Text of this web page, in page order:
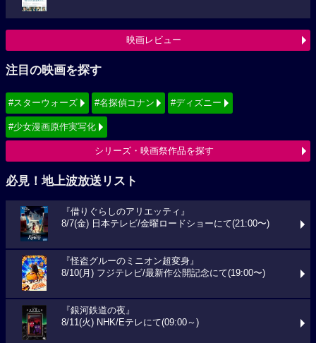
映画レビュー
注目の映画を探す
#スターウォーズ #名探偵コナン #ディズニー
#少女漫画原作実写化
シリーズ・映画祭作品を探す
必見！地上波放送リスト
『借りぐらしのアリエッティ』
8/7(金) 日本テレビ/金曜ロードショーにて(21:00〜)
『怪盗グルーのミニオン超変身』
8/10(月) フジテレビ/最新作公開記念にて(19:00〜)
『銀河鉄道の夜』
8/11(火) NHK/Eテレにて(09:00～)